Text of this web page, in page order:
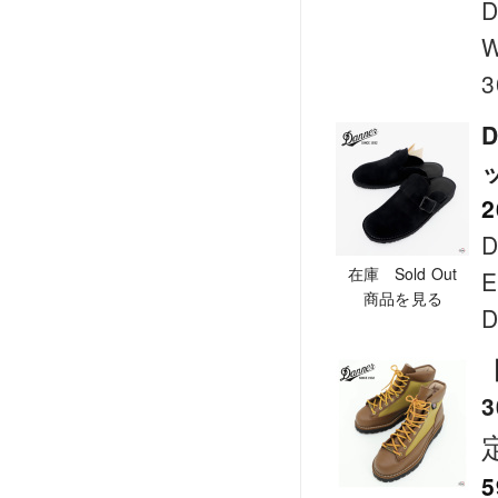
在庫 Sold Out
商品を見る